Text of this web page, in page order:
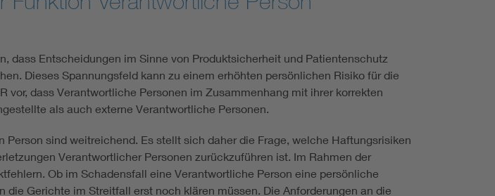
dass Entscheidungen im Sinne von Produktsicherheit und Patientenschutz
Dieses Spannungsfeld kann zu einem erhöhten persönlichen Risiko für die
vor, dass Verantwortliche Personen im Zusammenhang mit ihrer korrekten
als auch externe Verantwortliche Personen.
sind weitreichend. Es stellt sich daher die Frage, welche Haftungsrisiken
Verantwortlicher Personen zurückzuführen ist. Im Rahmen der
Ob im Schadensfall eine Verantwortliche Person eine persönliche
Gerichte im Streitfall erst noch klären müssen. Die Anforderungen an die